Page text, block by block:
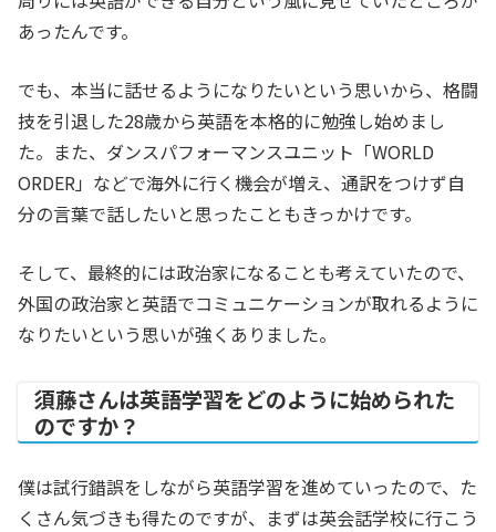
あったんです。
でも、本当に話せるようになりたいという思いから、格闘
技を引退した28歳から英語を本格的に勉強し始めまし
た。また、ダンスパフォーマンスユニット「WORLD
ORDER」などで海外に行く機会が増え、通訳をつけず自
分の言葉で話したいと思ったこともきっかけです。
そして、最終的には政治家になることも考えていたので、
外国の政治家と英語でコミュニケーションが取れるように
なりたいという思いが強くありました。
須藤さんは英語学習をどのように始められた
のですか？
僕は試行錯誤をしながら英語学習を進めていったので、た
くさん気づきも得たのですが、まずは英会話学校に行こう